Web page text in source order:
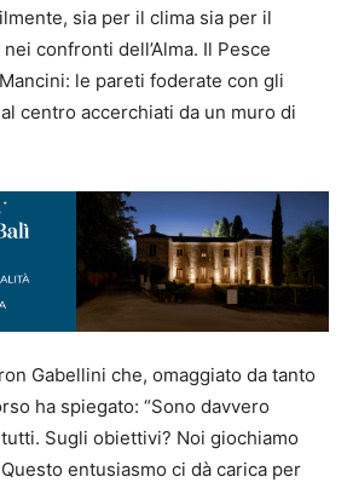
sia per il clima sia per il
confronti dell’Alma. Il Pesce
le pareti foderate con gli
centro accerchiati da un muro di
Gabellini che, omaggiato da tanto
ha spiegato: “Sono davvero
Sugli obiettivi? Noi giochiamo
entusiasmo ci dà carica per